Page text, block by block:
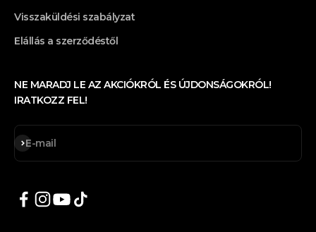
Visszaküldési szabályzat
Elállás a szerződéstől
NE MARADJ LE AZ AKCIÓKRÓL ÉS ÚJDONSÁGOKRÓL!
IRATKOZZ FEL!
E-mail
Feliratkozás